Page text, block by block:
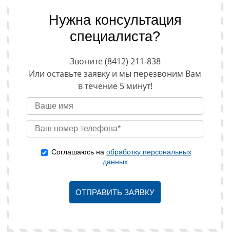
Нужна консультация
специалиста?
Звоните (8412) 211-838
Или оставьте заявку и мы перезвоним Вам
в течение 5 минут!
Соглашаюсь на обработку персональных
данных
ОТПРАВИТЬ ЗАЯВКУ